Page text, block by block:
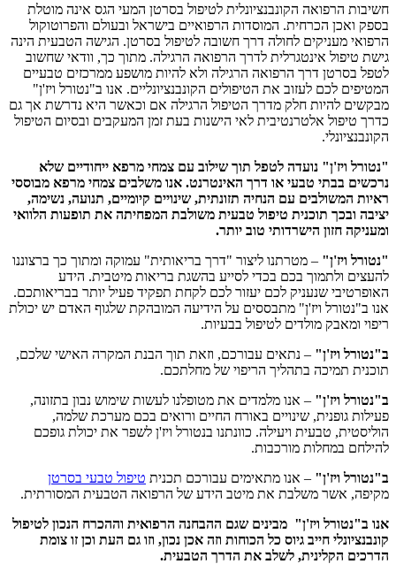
חשיבות הרפואה הקונבנציונלית לטיפול בסרטן המעי הגס אינה מוטלת
בספק ואכן הכרחית. המוסדות הרפואיים בישראל ובעולם והפרוטוקול
הרפואי מעניקים לחולה דרך חשובה לטיפול בסרטן. הגישה הטבעית הינה
גישת טיפול אינטגרלית לדרך הרפואה הרגילה. מתוך כך, וודאי שחשוב
לטפל בסרטן דרך הרפואה הרגילה ולא להיות מושפע ממרכזים טבעיים
המטיפים לכם לעזוב את הטיפולים הקונבנציונליים. אנו ב"נטורל ויז'ן"
מבקשים להיות חלק מדרך הטיפול הרגילה אם וכאשר היא נדרשת אך גם
כדרך טיפול אלטרנטיבית לאי הישנות בעת זמן המעקבים ובסיום הטיפול
הקונבנציונלי.
"נטורל ויז'ן" נועדה לטפל תוך שילוב עם צמחי מרפא ייחודיים שלא
נרכשים בבתי טבעי או דרך האינטרנט. אנו משלבים צמחי מרפא מבוססי
ראיות המשולבים עם הנחיה תזונתית, שינויים קיומיים, תנועה, נשימה,
יציבה ובכך תוכנית טיפול טבעית משולבת המפחיתה את תופעות הלוואי
ומעניקה חזון הישרדותי טוב יותר.
"נטורל ויז'ן" – מטרתנו ליצור "דרך בריאותית" עמוקה ומתוך כך ברצוננו
להעצים ולתמוך בכם בכדי לסייע בהשגת בריאות מיטבית. הידע
האופרטיבי שנעניק לכם יעזור לכם לקחת תפקיד פעיל יותר בבריאותכם.
אנו ב"נטורל ויז'ן" מתבססים על הידיעה המובהקת שלגוף האדם יש יכולת
ריפוי ומאבק מולדים לטיפול בבעיות.
ב"נטורל ויז'ן" – נתאים עבורכם, וזאת תוך הבנת המקרה האישי שלכם,
תוכנית תמיכה בתהליך הריפוי של מחלתכם.
ב"נטורל ויז'ן" – אנו מלמדים את מטופלנו לעשות שימוש נבון בתזונה,
פעילות גופנית, שינויים באורח החיים ורואים בכם מערכת שלמה,
הוליסטית, טבעית ויעילה. כוונתנו בנטורל ויז'ן לשפר את יכולת גופכם
להילחם במחלות מורכבות.
ב"נטורל ויז'ן" – אנו מתאימים עבורכם תכנית טיפול טבעי בסרטן
מקיפה, אשר משלבת את מיטב הידע של הרפואה הטבעית המסורתית.
אנו ב"נטורל ויז'ן" מבינים שגם ההבחנה הרפואית וההכרח הנכון לטיפול
קונבנציונלי חייב גיוס כל הכוחות וזה אכן נכון, וזו גם העת וכן זו צומת
הדרכים הקלינית, לשלב את הדרך הטבעית.